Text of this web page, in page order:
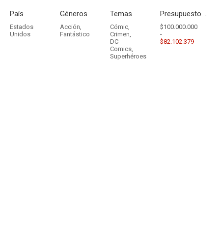
País
Estados
Unidos
Géneros
Acción,
Fantástico
Temas
Cómic,
Crimen,
DC
Comics,
Superhéroes
Presupuesto - Ingresos
$100.000.000
-
$82.102.379